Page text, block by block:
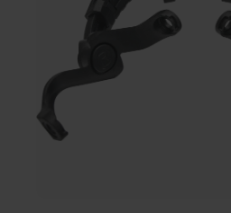
und verhindert störende Hindernisse
Team kommunizieren oder eine
Stahlführung: Der integrierte
und macht das Umrüsten Ihrer
unkompliziert, passend für jede
Lieferumfang sind Adapter für die
enthalten, um eine harmonisierte und
zu gewährleisten.Preis-Leistungs-
kosteneffiziente Lösung ohne